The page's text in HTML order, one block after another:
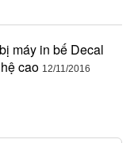
máy in bế Decal
cao 12/11/2016